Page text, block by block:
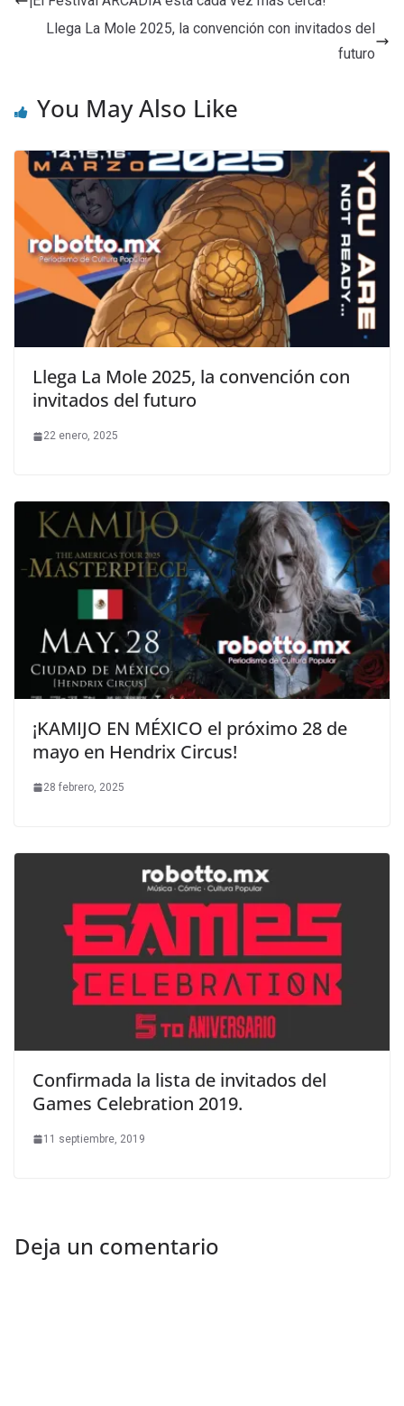
Llega La Mole 2025, la convención con invitados del
futuro
You May Also Like
Llega La Mole 2025, la convención con
invitados del futuro
22 enero, 2025
¡KAMIJO EN MÉXICO el próximo 28 de
mayo en Hendrix Circus!
28 febrero, 2025
Confirmada la lista de invitados del
Games Celebration 2019.
11 septiembre, 2019
Deja un comentario